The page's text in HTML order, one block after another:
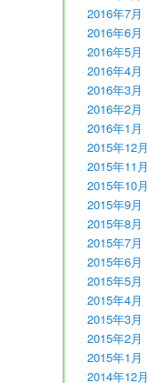
2016年7月
2016年6月
2016年5月
2016年4月
2016年3月
2016年2月
2016年1月
2015年12月
2015年11月
2015年10月
2015年9月
2015年8月
2015年7月
2015年6月
2015年5月
2015年4月
2015年3月
2015年2月
2015年1月
2014年12月